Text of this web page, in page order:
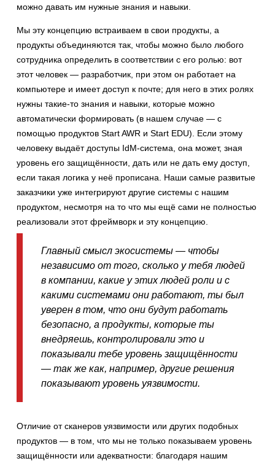
можно давать им нужные знания и навыки.
Мы эту концепцию встраиваем в свои продукты, а
продукты объединяются так, чтобы можно было любого
сотрудника определить в соответствии с его ролью: вот
этот человек — разработчик, при этом он работает на
компьютере и имеет доступ к почте; для него в этих ролях
нужны такие-то знания и навыки, которые можно
автоматически формировать (в нашем случае — с
помощью продуктов Start AWR и Start EDU). Если этому
человеку выдаёт доступы IdM-система, она может, зная
уровень его защищённости, дать или не дать ему доступ,
если такая логика у неё прописана. Наши самые развитые
заказчики уже интегрируют другие системы с нашим
продуктом, несмотря на то что мы ещё сами не полностью
реализовали этот фреймворк и эту концепцию.
Главный смысл экосистемы — чтобы
независимо от того, сколько у тебя людей
в компании, какие у этих людей роли и с
какими системами они работают, ты был
уверен в том, что они будут работать
безопасно, а продукты, которые ты
внедряешь, контролировали это и
показывали тебе уровень защищённости
— так же как, например, другие решения
показывают уровень уязвимости.
Отличие от сканеров уязвимости или других подобных
продуктов — в том, что мы не только показываем уровень
защищённости или адекватности: благодаря нашим